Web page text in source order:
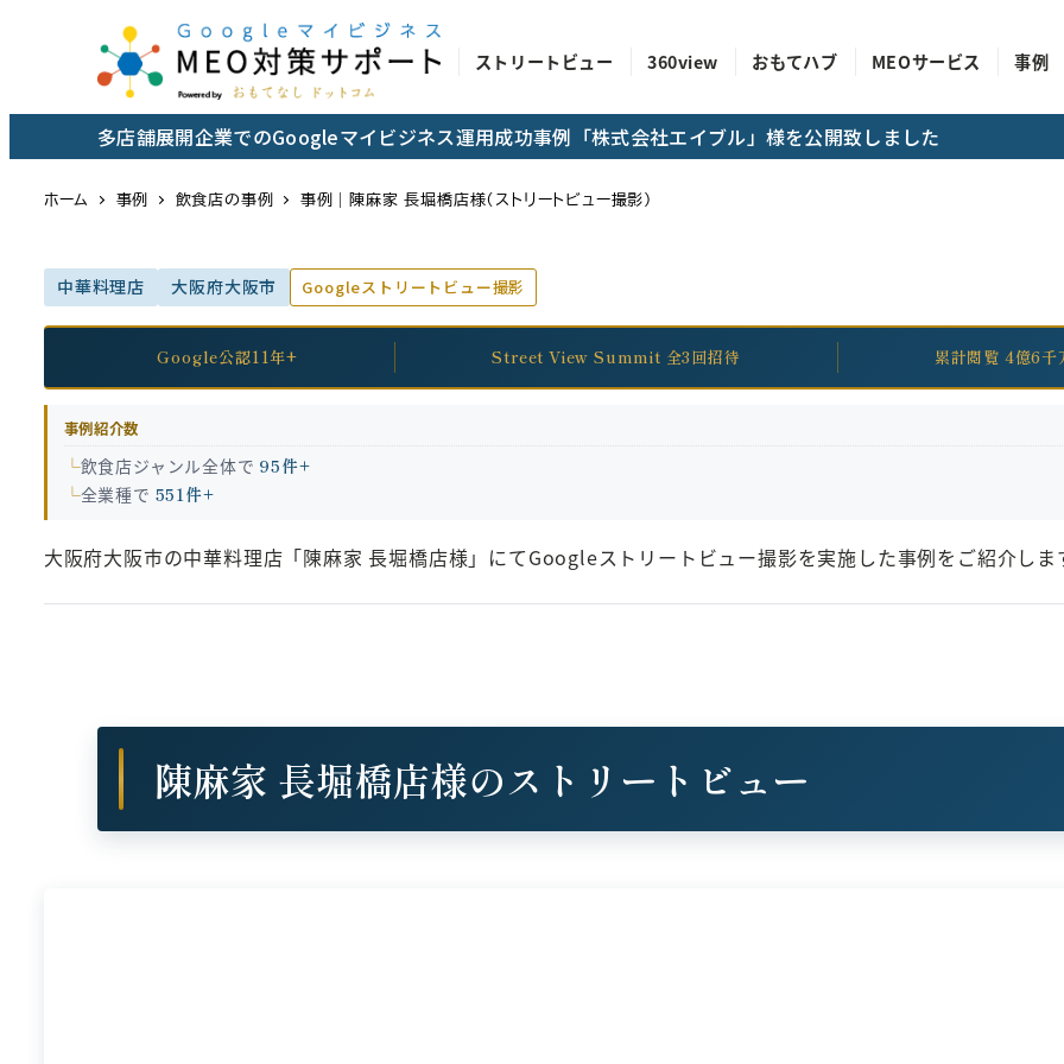
ン
ストリートビュー 360view おもてハブ MEOサービス 事例
多店舗展開企業でのGoogleマイビジネス運用成功事例「株式会社エイブル」様を公開致しました
ホーム 事例 飲食店の事例 事例｜陳麻家 長堀橋店様（ストリートビュー撮影）
中華料理店 大阪府大阪市 Googleストリートビュー撮影
Google公認11年+ Street View Summit 全3回招待 累計閲覧 4億6千
事例紹介数
飲食店ジャンル全体で 95件+
全業種で 551件+
大阪府大阪市の中華料理店「陳麻家 長堀橋店様」にてGoogleストリートビュー撮影を実施した事例をご紹介しま
陳麻家 長堀橋店様のストリートビュー